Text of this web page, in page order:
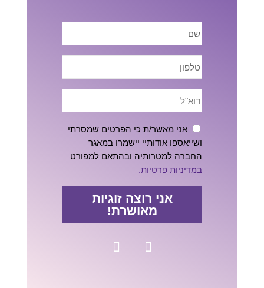
אני מאשר/ת כי הפרטים שמסרתי
ושייאספו אודותיי יישמרו במאגר
החברה למטרותיה ובהתאם למפורט
במדיניות פרטיות.
אני רוצה זוגיות
מאושרת!